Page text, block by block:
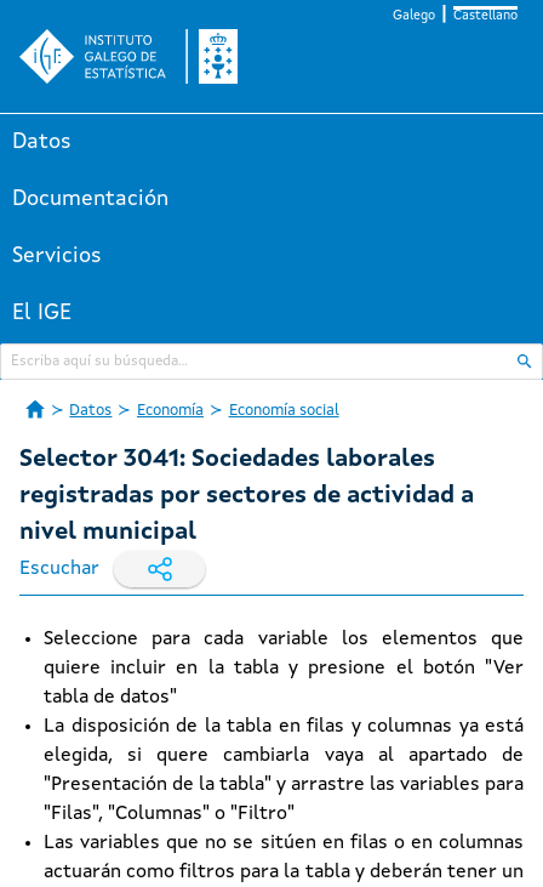
Galego Castellano
Datos
Documentación
Servicios
El IGE
Datos Economía Economía social
Selector 3041: Sociedades laborales
registradas por sectores de actividad a
nivel municipal
Escuchar
Seleccione para cada variable los elementos que
quiere incluir en la tabla y presione el botón "Ver
tabla de datos"
La disposición de la tabla en filas y columnas ya está
elegida, si quere cambiarla vaya al apartado de
"Presentación de la tabla" y arrastre las variables para
"Filas", "Columnas" o "Filtro"
Las variables que no se sitúen en filas o en columnas
actuarán como filtros para la tabla y deberán tener un